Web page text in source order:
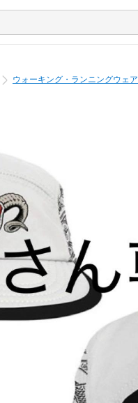
ウォーキング・ランニングウェア